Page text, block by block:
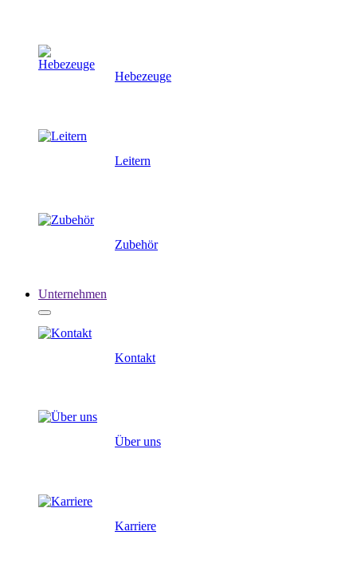
Hebezeuge
Leitern
Zubehör
Unternehmen
Kontakt
Über uns
Karriere